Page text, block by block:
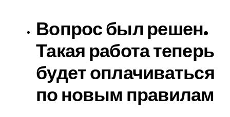
Вопрос был решен.
Такая работа теперь
будет оплачиваться
по новым правилам